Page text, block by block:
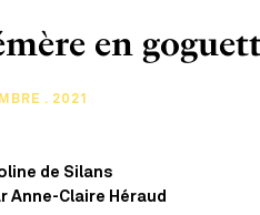
en
. 2021
de Silans
Anne-Claire Héraud